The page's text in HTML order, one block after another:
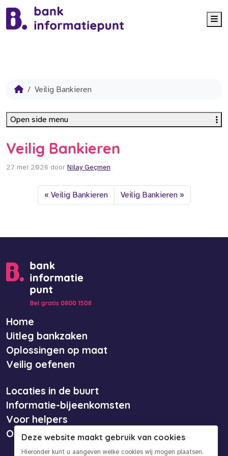
Veilig Bankieren
Veilig Bankieren
27 mei 2026 door Nilay Geçmen
Veilig Bankieren Veilig Bankieren
Open side menu
Home
Uitleg bankzaken
Oplossingen op maat
Veilig oefenen
Locaties in de buurt
Informatie-bijeenkomsten
Voor helpers
Over ons
Deze website maakt gebruik van cookies
Hieronder kunt u aangeven welke cookies wij mogen plaatsen.